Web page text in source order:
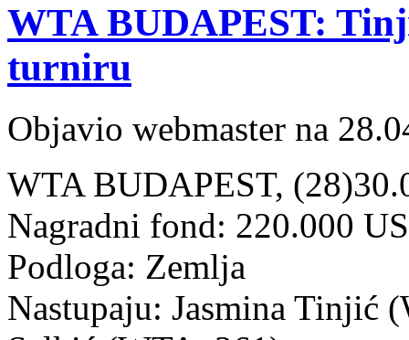
WTA BUDAPEST:
turniru
Objavio webmaster na
WTA BUDAPEST,
Nagradni fond: 220.000
Podloga: Zemlja
Nastupaju: Jasmina Tinjić